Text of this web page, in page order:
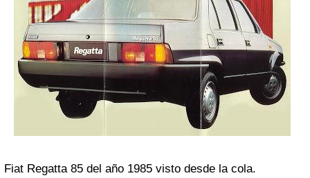
Fiat Regatta 85 del año 1985 visto desde la cola.